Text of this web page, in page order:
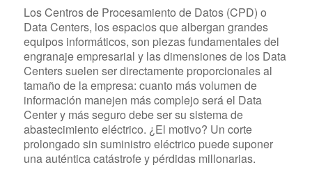
Los Centros de Procesamiento de Datos (CPD) o
Data Centers, los espacios que albergan grandes
equipos informáticos, son piezas fundamentales del
engranaje empresarial y las dimensiones de los Data
Centers suelen ser directamente proporcionales al
tamaño de la empresa: cuanto más volumen de
información manejen más complejo será el Data
Center y más seguro debe ser su sistema de
abastecimiento eléctrico. ¿El motivo? Un corte
prolongado sin suministro eléctrico puede suponer
una auténtica catástrofe y pérdidas millonarias.